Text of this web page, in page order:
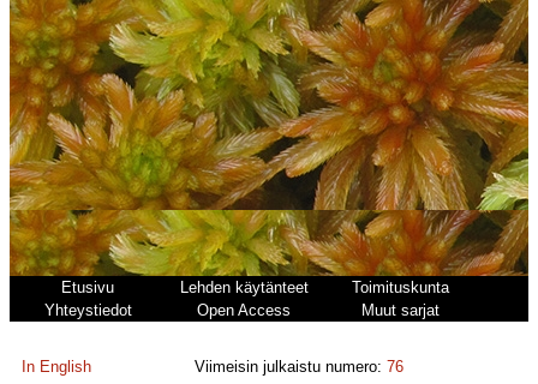
Etusivu Lehden käytänteet
Toimituskunta
Yhteystiedot
Open Access Muut sarjat
In English Viimeisin julkaistu numero:76